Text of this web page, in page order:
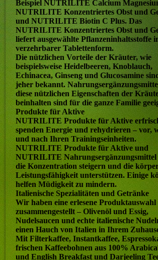
Beispiel NUTRILITE Calcium
NUTRILITE Konzentriertes Obst und
und NUTRILITE Biotin C Plus. Das
NUTRILITE Konzentriertes Obst und
liefert ausgewählte Pflanzeninhaltsstoffe
verzehrbarer Tablettenform.
Die nützlichen Vorteile der Kräuter, wie
beispielsweise Heidelbeeren, Knoblauch,
Echinacea, Ginseng und Glucosamine
jeher bekannt.
diese nützlichen Eigenschaften der
beinhalten sind für die ganze Familie
Produkte für Aktive
NUTRILITE Produkte für Aktive
spenden Energie und rehydrieren – vor,
und nach Ihren Trainingseinheiten.
NUTRILITE Produkte für Aktive und
NUTRILITE Nahrungsergänzungsmittel
die Konzentration steigern und die
Leistungsfähigkeit unterstützen. Einige
helfen Müdigkeit zu mindern.
Italienische Spezialitäten und Getränke
Wir haben eine erlesene Produktauswahl
zusammengestellt – Olivenöl und Essig,
Nudelsaucen und echte italienische
einen Hauch von Italien in Ihrem
Mit Filterkaffee, Instantkaffee,
frischen Kaffeebohnen aus 100%
und English Breakfast und Darjeeling